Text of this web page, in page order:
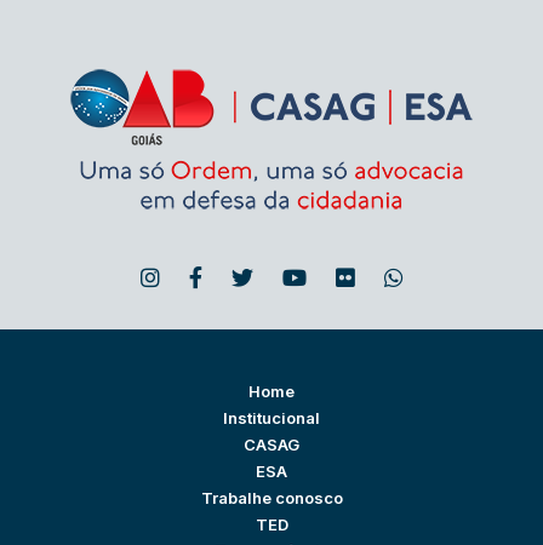
Home
Institucional
CASAG
ESA
Trabalhe conosco
TED